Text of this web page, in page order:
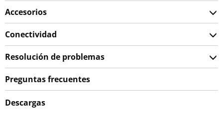
Accesorios
Conectividad
Resolución de problemas
Preguntas frecuentes
Descargas